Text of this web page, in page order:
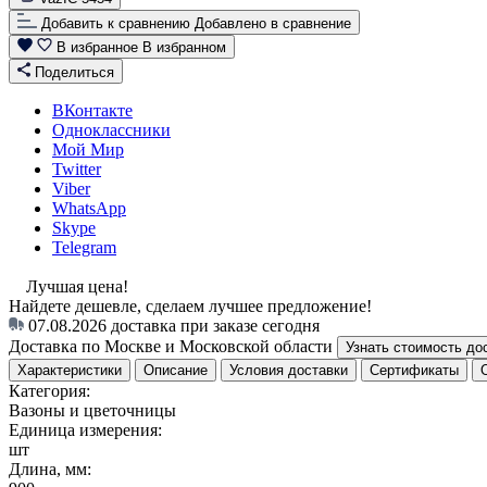
Добавить к сравнению Добавлено в сравнение
В избранное В избранном
Поделиться
ВКонтакте
Одноклассники
Мой Мир
Twitter
Viber
WhatsApp
Skype
Telegram
Лучшая цена!
Найдете дешевле, сделаем лучшее предложение!
07.08.2026 доставка при заказе сегодня
Доставка по Москве и Московской области
Узнать стоимость
Характеристики
Описание Условия доставки Сертификаты
Категория:
Вазоны и цветочницы
Единица измерения:
шт
Длина, мм: